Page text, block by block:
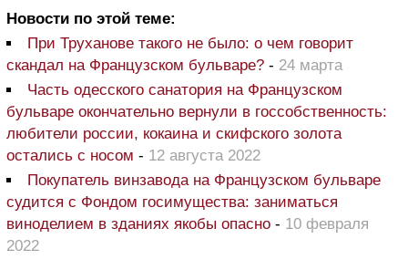
Новости по этой теме:
При Труханове такого не было: о чем говорит
скандал на Французском бульваре? - 24 марта
Часть одесского санатория на Французском
бульваре окончательно вернули в госсобственность:
любители россии, кокаина и скифского золота
остались с носом - 12 августа 2022
Покупатель винзавода на Французском бульваре
судится с Фондом госимущества: заниматься
виноделием в зданиях якобы опасно - 10 февраля
2022